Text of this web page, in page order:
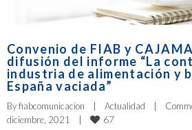
Convenio de FIAB y
difusión del informe “La
industria de alimentación y
España vaciada”
By fiabcomunicacion Actualidad
diciembre, 2021
67